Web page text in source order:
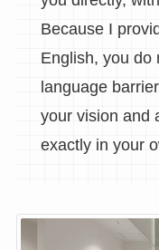
Because I
English, you do
language
your vision and
exactly in your